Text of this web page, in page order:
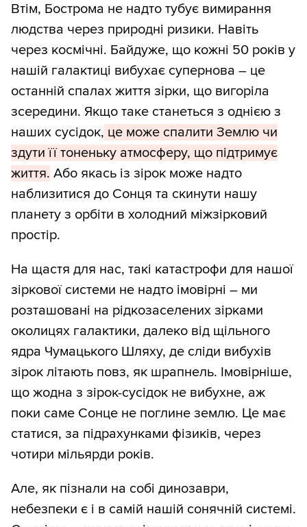
Втім, Бострома не надто тубує вимирання
людства через природні ризики. Навіть
через космічні. Байдуже, що кожні 50 років у
нашій галактиці вибухає супернова – це
останній спалах життя зірки, що вигоріла
зсередини. Якщо таке станеться з однією з
наших сусідок, це може спалити Землю чи
здути її тоненьку атмосферу, що підтримує
життя. Або якась із зірок може надто
наблизитися до Сонця та скинути нашу
планету з орбіти в холодний міжзірковий
простір.
На щастя для нас, такі катастрофи для нашої
зіркової системи не надто імовірні – ми
розташовані на рідкозаселених зірками
околицях галактики, далеко від щільного
ядра Чумацького Шляху, де сліди вибухів
зірок літають повз, як шрапнель. Імовірніше,
що жодна з зірок-сусідок не вибухне, аж
поки саме Сонце не поглине землю. Це має
статися, за підрахунками фізиків, через
чотири мільярди років.
Але, як пізнали на собі динозаври,
небезпеки є і в самій нашій сонячній системі.